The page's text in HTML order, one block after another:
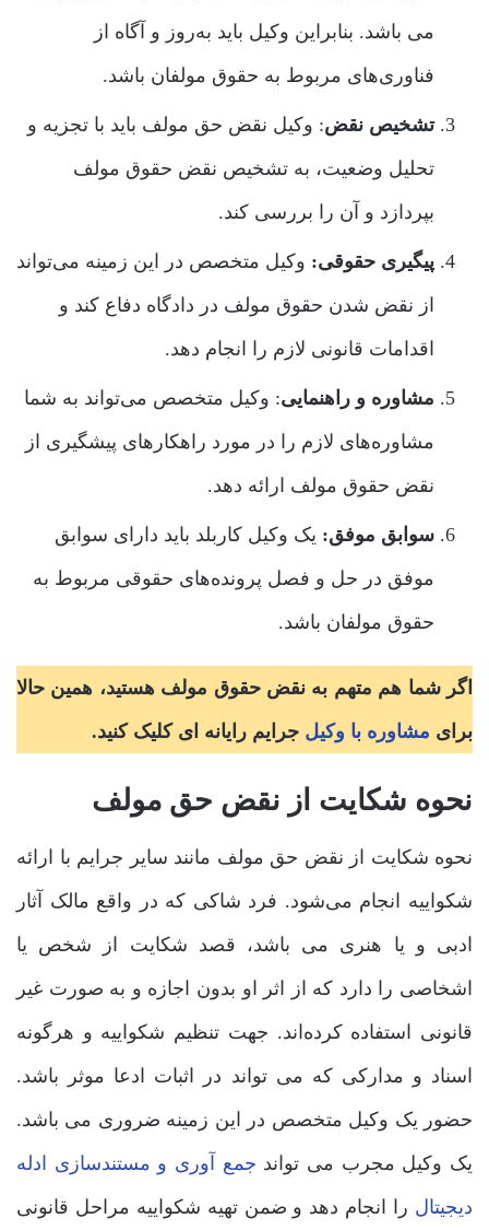
می باشد. بنابراین وکیل باید به‌روز و آگاه از
فناوری‌های مربوط به حقوق مولفان باشد.
تشخیص نقض: وکیل نقض حق مولف باید با تجزیه و
تحلیل وضعیت، به تشخیص نقض حقوق مولف
بپردازد و آن را بررسی کند.
پیگیری حقوقی: وکیل متخصص در این زمینه می‌تواند
از نقض شدن حقوق مولف در دادگاه دفاع کند و
اقدامات قانونی لازم را انجام دهد.
مشاوره و راهنمایی: وکیل متخصص می‌تواند به شما
مشاوره‌های لازم را در مورد راهکارهای پیشگیری از
نقض حقوق مولف ارائه دهد.
سوابق موفق: یک وکیل کاربلد باید دارای سوابق
موفق در حل و فصل پرونده‌های حقوقی مربوط به
حقوق مولفان باشد.
اگر شما هم متهم به نقض حقوق مولف هستید، همین حالا
برای مشاوره با وکیل جرایم رایانه ای کلیک کنید.
نحوه شکایت از نقض حق مولف
نحوه شکایت از نقض حق مولف مانند سایر جرایم با ارائه
شکواییه انجام می‌شود. فرد شاکی که در واقع مالک آثار
ادبی و یا هنری می باشد، قصد شکایت از شخص یا
اشخاصی را دارد که از اثر او بدون اجازه و به صورت غیر
قانونی استفاده کرده‌اند. جهت تنظیم شکواییه و هرگونه
اسناد و مدارکی که می تواند در اثبات ادعا موثر باشد.
حضور یک وکیل متخصص در این زمینه ضروری می باشد.
یک وکیل مجرب می تواند جمع آوری و مستندسازی ادله
دیجیتال را انجام دهد و ضمن تهیه شکواییه مراحل قانونی